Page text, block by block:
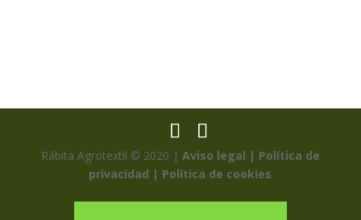
Rábita Agrotextil © 2020 | Aviso legal | Política de
privacidad | Política de cookies